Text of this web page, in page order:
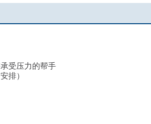
受压力的帮手
排）